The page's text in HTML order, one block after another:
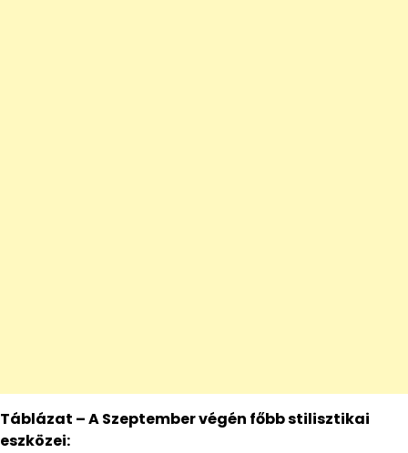
Táblázat – A Szeptember végén főbb stilisztikai
eszközei: